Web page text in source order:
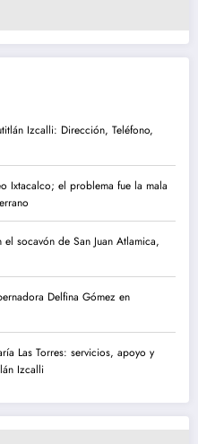
Izcalli: Dirección, Teléfono,
Ixtacalco; el problema fue la mala
socavón de San Juan Atlamica,
Delfina Gómez en
Las Torres: servicios, apoyo y
Izcalli